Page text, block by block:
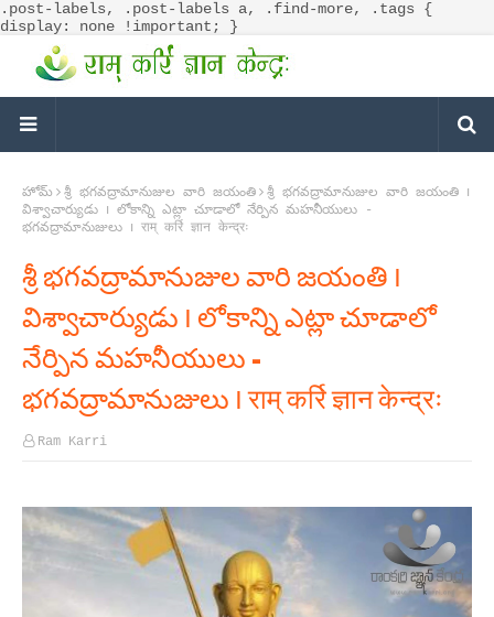
.post-labels, .post-labels a, .find-more, .tags {
display: none !important; }
హోమ్ శ్రీ భగవద్రామానుజుల వారి జయంతి
శ్రీ భగవద్రామానుజుల వారి జయంతి ౹
విశ్వాచార్యుడు ౹ లోకాన్ని ఎట్లా చూడాలో నేర్పిన మహనీయులు -
భగవద్రామానుజులు ౹ राम् कर्रि ज्ञान केन्द्रः
శ్రీ భగవద్రామానుజుల వారి జయంతి ౹
విశ్వాచార్యుడు ౹ లోకాన్ని ఎట్లా చూడాలో
నేర్పిన మహనీయులు -
భగవద్రామానుజులు ౹ राम् कर्रि ज्ञान केन्द्रः
Ram Karri